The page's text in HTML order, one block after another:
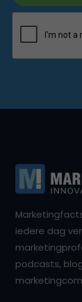
iedere dag
podcasts,